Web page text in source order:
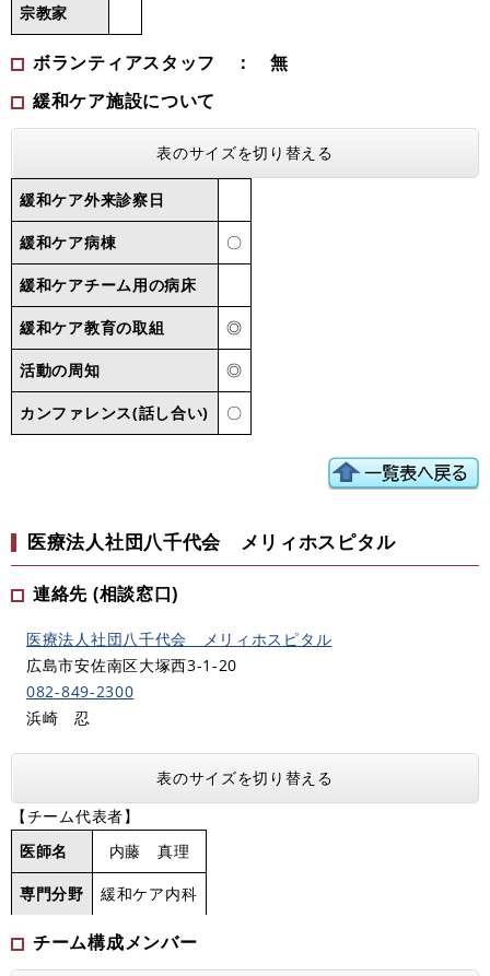
宗教家
ボランティアスタッフ ： 無
緩和ケア施設について
表のサイズを切り替える
緩和ケア外来診察日
緩和ケア病棟 〇
緩和ケアチーム用の病床
緩和ケア教育の取組 ◎
活動の周知 ◎
カンファレンス(話し合い) 〇
医療法人社団八千代会 メリィホスピタル
連絡先 (相談窓口)
医療法人社団八千代会 メリィホスピタル
広島市安佐南区大塚西3-1-20
082-849-2300
浜崎 忍
表のサイズを切り替える
【チーム代表者】
医師名
内藤 真理
専門分野 緩和ケア内科
チーム構成メンバー